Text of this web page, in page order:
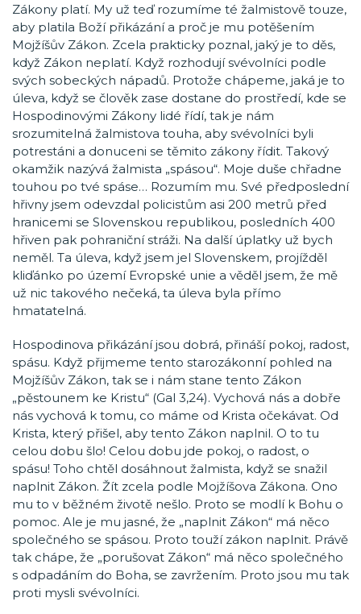
Zákony platí. My už teď rozumíme té žalmistově touze,
aby platila Boží přikázání a proč je mu potěšením
Mojžíšův Zákon. Zcela prakticky poznal, jaký je to děs,
když Zákon neplatí. Když rozhodují svévolníci podle
svých sobeckých nápadů. Protože chápeme, jaká je to
úleva, když se člověk zase dostane do prostředí, kde se
Hospodinovými Zákony lidé řídí, tak je nám
srozumitelná žalmistova touha, aby svévolníci byli
potrestáni a donuceni se těmito zákony řídit. Takový
okamžik nazývá žalmista „spásou“. Moje duše chřadne
touhou po tvé spáse… Rozumím mu. Své předposlední
hřivny jsem odevzdal policistům asi 200 metrů před
hranicemi se Slovenskou republikou, posledních 400
hřiven pak pohraniční stráži. Na další úplatky už bych
neměl. Ta úleva, když jsem jel Slovenskem, projížděl
kliďánko po území Evropské unie a věděl jsem, že mě
už nic takového nečeká, ta úleva byla přímo
hmatatelná.
Hospodinova přikázání jsou dobrá, přináší pokoj, radost,
spásu. Když přijmeme tento starozákonní pohled na
Mojžíšův Zákon, tak se i nám stane tento Zákon
„pěstounem ke Kristu“ (Gal 3,24). Vychová nás a dobře
nás vychová k tomu, co máme od Krista očekávat. Od
Krista, který přišel, aby tento Zákon naplnil. O to tu
celou dobu šlo! Celou dobu jde pokoj, o radost, o
spásu! Toho chtěl dosáhnout žalmista, když se snažil
naplnit Zákon. Žít zcela podle Mojžíšova Zákona. Ono
mu to v běžném životě nešlo. Proto se modlí k Bohu o
pomoc. Ale je mu jasné, že „naplnit Zákon“ má něco
společného se spásou. Proto touží zákon naplnit. Právě
tak chápe, že „porušovat Zákon“ má něco společného
s odpadáním do Boha, se zavržením. Proto jsou mu tak
proti mysli svévolníci.